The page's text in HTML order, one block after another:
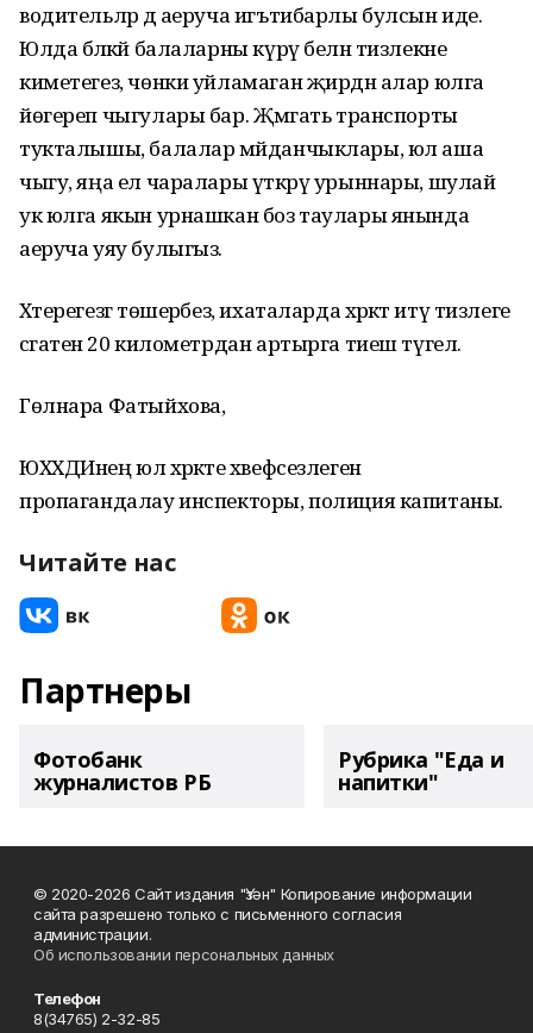
водительләр дә аеруча игътибарлы булсын иде.
Юлда бәләкәй балаларны күрү белән тизлекне
киметегез, чөнки уйламаган җирдән алар юлга
йөгереп чыгулары бар. Җәмәгать транспорты
тукталышы, балалар мәйданчыклары, юл аша
чыгу, яңа ел чаралары үткәрү урыннары, шулай
ук юлга якын урнашкан боз таулары янында
аеруча уяу булыгыз.
Хәтерегезгә төше­рәбез, ихаталарда хәрәкәт итү тизлеге
сәгатенә 20 километрдан артырга тиеш түгел.
Гөлнара Фатыйхова,
ЮХХДИнең юл хәрәкәте хәвефсезлеген
пропагандалау инспекторы, полиция капитаны.
Читайте нас
Партнеры
Фотобанк
журналистов РБ
Рубрика "Еда и
напитки"
© 2020-2026 Сайт издания "Үзән" Копирование информации
сайта разрешено только с письменного согласия
администрации.
Об использовании персональных данных
Телефон
8(34765) 2-32-85